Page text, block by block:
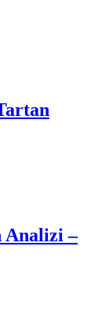
Analizi –